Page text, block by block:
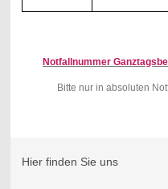
Notfallnummer
Bitte nur in absoluten
Hier finden Sie uns